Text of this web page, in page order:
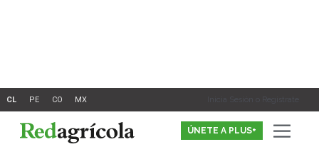
Inicia Sesión o Registrate
ÚNETE A PLUS+